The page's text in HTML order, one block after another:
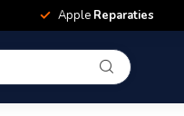
Apple Reparaties